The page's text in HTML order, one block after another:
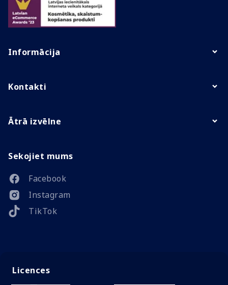
Informācija
Kontakti
Ātrā izvēlne
Sekojiet mums
Facebook
Instagram
TikTok
Licences